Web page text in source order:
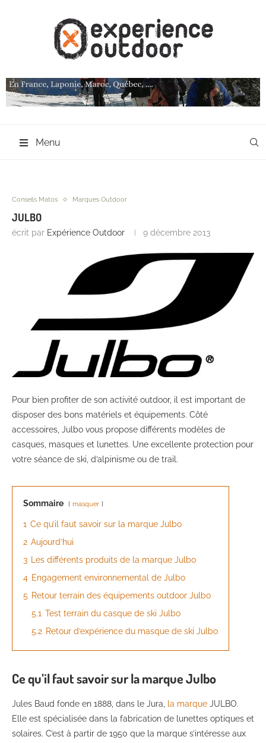
Menu
Conseils Matos Marques Outdoor
JULBO
écrit par Expérience Outdoor 9 décembre 2013
Pour bien profiter de son activité outdoor, il est important de
disposer des bons matériels et équipements. Côté
accessoires, Julbo vous propose différents modèles de
casques, masques et lunettes. Une excellente protection pour
votre séance de ski, d’alpinisme ou de trail.
Sommaire masquer
1 Ce qu’il faut savoir sur la marque Julbo
2 Aujourd’hui
3 Les différents produits de la marque Julbo
4 Engagement environnemental de Julbo
5 Retour terrain des équipements outdoor Julbo
5.1 Test terrain du casque de ski Julbo
5.2 Retour d’expérience du masque de ski Julbo
Ce qu’il faut savoir sur la marque Julbo
Jules Baud fonde en 1888, dans le Jura, la marque JULBO.
Elle est spécialisée dans la fabrication de lunettes optiques et
solaires. C’est à partir de 1950 que la marque s’intéresse aux